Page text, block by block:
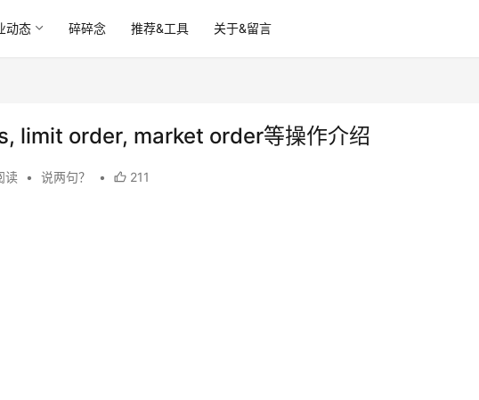
动态 碎碎念 推荐&工具 关于&留言
limit order, market order等操作介绍
读 • 说两句？ • 211